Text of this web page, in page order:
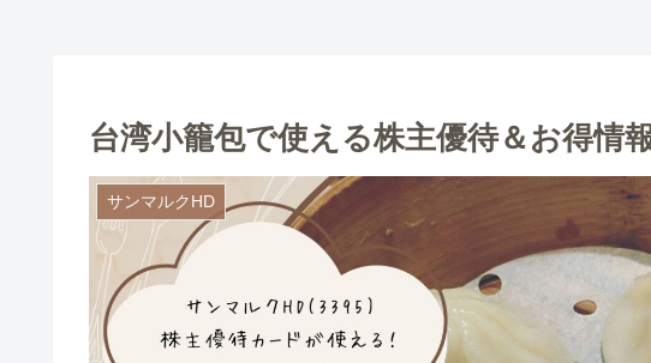
台湾小籠包で使える株主優待＆お得情
サンマルクHD